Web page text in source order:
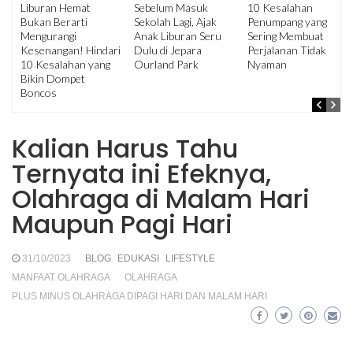
Liburan Hemat
Bukan Berarti
Mengurangi
Kesenangan! Hindari
10 Kesalahan yang
Bikin Dompet
Boncos
Sebelum Masuk
Sekolah Lagi, Ajak
Anak Liburan Seru
Dulu di Jepara
Ourland Park
10 Kesalahan
Penumpang yang
Sering Membuat
Perjalanan Tidak
Nyaman
Kalian Harus Tahu
Ternyata ini Efeknya,
Olahraga di Malam Hari
Maupun Pagi Hari
31/10/2023 BLOG EDUKASI
LIFESTYLE
MANFAAT OLAHRAGA
OLAHRAGA
PLUS MINUS OLAHRAGA DIPAGI HARI DAN MALAM HARI